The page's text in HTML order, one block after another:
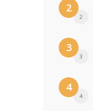
2
2
3
3
4
4